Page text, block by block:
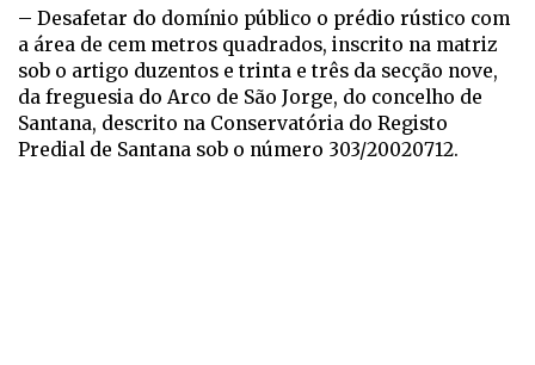
– Desafetar do domínio público o prédio rústico com
a área de cem metros quadrados, inscrito na matriz
sob o artigo duzentos e trinta e três da secção nove,
da freguesia do Arco de São Jorge, do concelho de
Santana, descrito na Conservatória do Registo
Predial de Santana sob o número 303/20020712.